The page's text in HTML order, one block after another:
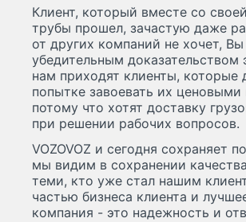
Клиент, который вместе со
трубы прошел, зачастую даже
от других компаний не хочет,
убедительным доказательством
нам приходят клиенты, которые
попытке завоевать их
потому что хотят доставку
при решении рабочих вопросов.
VOZOVOZ и сегодня сохраняет
мы видим в сохранении
теми, кто уже стал нашим
частью бизнеса клиента и
компания - это надежность и